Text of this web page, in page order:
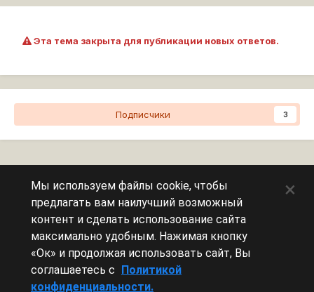
Эта тема закрыта для публикации новых ответов.
Подписчики 3
Сейчас на странице
Эту страницу никто не просматривает.
Мы используем файлы cookie, чтобы
предлагать вам наилучший возможный
контент и сделать использование сайта
максимально удобным. Нажимая кнопку
«Ок» и продолжая использовать сайт, Вы
соглашаетесь с Политикой
конфиденциальности.
×